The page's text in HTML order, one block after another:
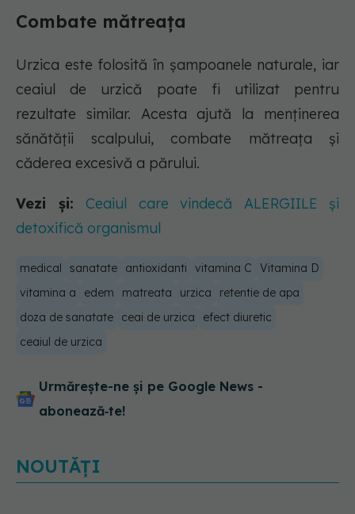
Combate mătreața
Urzica este folosită în șampoanele naturale, iar
ceaiul de urzică poate fi utilizat pentru
rezultate similar. Acesta ajută la menținerea
sănătății scalpului, combate mătreața și
căderea excesivă a părului.
Vezi și: Ceaiul care vindecă ALERGIILE și
detoxifică organismul
medical sanatate antioxidanti vitamina C
Vitamina D
vitamina a
edem matreata urzica
retentie de apa
doza de sanatate
ceai de urzica
efect diuretic
ceaiul de urzica
Urmărește-ne și pe Google News -
abonează‑te!
NOUTĂȚI